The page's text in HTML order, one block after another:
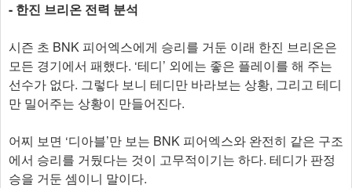
- 한진 브리온 전력 분석
시즌 초 BNK 피어엑스에게 승리를 거둔 이래 한진 브리온은
모든 경기에서 패했다. ‘테디’ 외에는 좋은 플레이를 해 주는
선수가 없다. 그렇다 보니 테디만 바라보는 상황, 그리고 테디
만 밀어주는 상황이 만들어진다.
어찌 보면 ‘디아블’만 보는 BNK 피어엑스와 완전히 같은 구조
에서 승리를 거뒀다는 것이 고무적이기는 하다. 테디가 판정
승을 거둔 셈이니 말이다.